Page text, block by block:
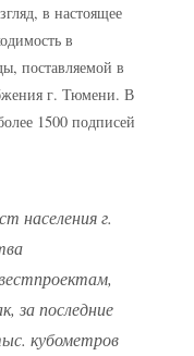
в настоящее
в
поставляемой в
г. Тюмени. В
1500 подписей
населения г.
за последние
кубометров